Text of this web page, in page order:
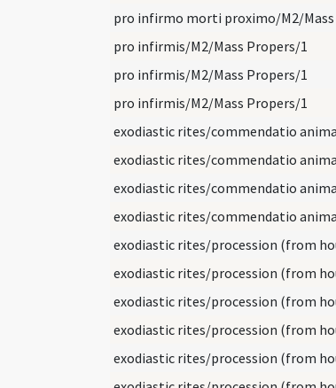
pro infirmo morti proximo/M2/Mass
pro infirmis/M2/Mass Propers/1
pro infirmis/M2/Mass Propers/1
pro infirmis/M2/Mass Propers/1
exodiastic rites/commendatio
exodiastic rites/commendatio
exodiastic rites/commendatio
exodiastic rites/commendatio